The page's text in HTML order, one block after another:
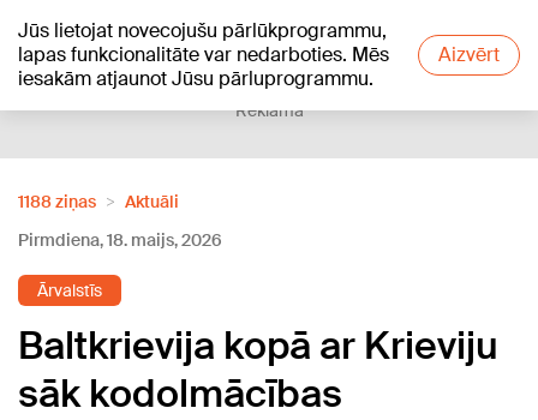
Jūs lietojat novecojušu pārlūkprogrammu,
lapas funkcionalitāte var nedarboties. Mēs
iesakām atjaunot Jūsu pārluprogrammu.
Aizvērt
+18°C
Reklāma
1188 ziņas
Aktuāli
Pirmdiena, 18. maijs, 2026
Ārvalstīs
Baltkrievija kopā ar Krieviju
sāk kodolmācības